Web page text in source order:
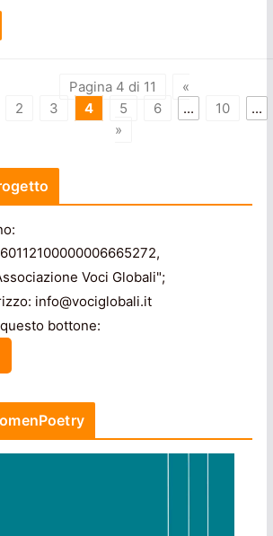
Pagina 4 di 11
«
2 3 4 5 6 ... 10
...
»
Voci Globali";
info@vociglobali.it
bottone: